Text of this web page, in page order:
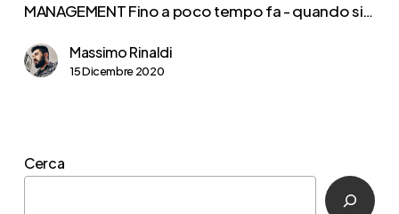
UN
DIRECT,
MANAGEMENT Fino a poco tempo fa - quando si…
Massimo Rinaldi
15 Dicembre 2020
Cerca